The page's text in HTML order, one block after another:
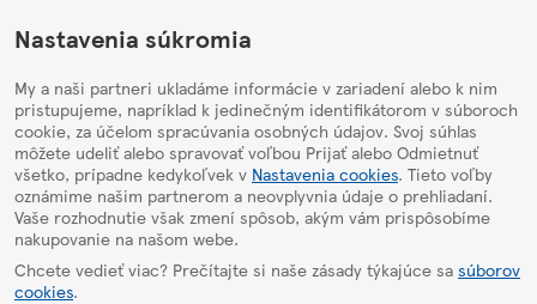
HelpPage
Nastavenia súkromia
My a naši partneri ukladáme informácie v zariadení alebo k nim
pristupujeme, napríklad k jedinečným identifikátorom v súboroch
cookie, za účelom spracúvania osobných údajov. Svoj súhlas
môžete udeliť alebo spravovať voľbou Prijať alebo Odmietnuť
všetko, prípadne kedykoľvek v Nastavenia cookies. Tieto voľby
oznámime našim partnerom a neovplyvnia údaje o prehliadaní.
Vaše rozhodnutie však zmení spôsob, akým vám prispôsobíme
nakupovanie na našom webe.
Chcete vedieť viac? Prečítajte si naše zásady týkajúce sa súborov
cookies.